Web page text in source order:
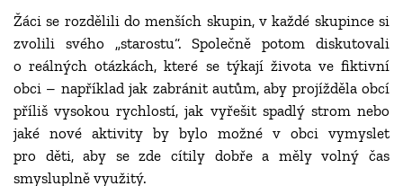
Žáci se rozdělili do menších skupin, v každé skupince si
zvolili svého „starostu“. Společně potom diskutovali
o reálných otázkách, které se týkají života ve fiktivní
obci – například jak zabránit autům, aby projížděla obcí
příliš vysokou rychlostí, jak vyřešit spadlý strom nebo
jaké nové aktivity by bylo možné v obci vymyslet
pro děti, aby se zde cítily dobře a měly volný čas
smysluplně využitý.